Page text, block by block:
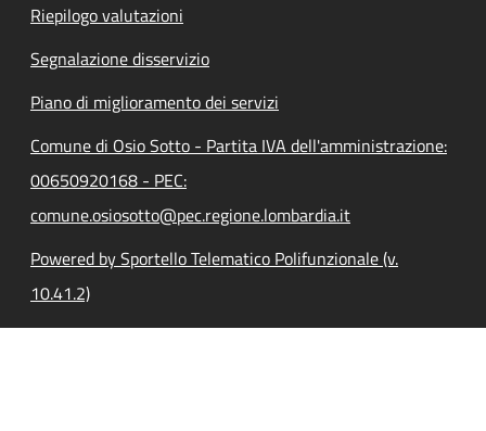
Riepilogo valutazioni
Segnalazione disservizio
Piano di miglioramento dei servizi
Comune di Osio Sotto - Partita IVA dell'amministrazione:
00650920168 - PEC:
comune.osiosotto@pec.regione.lombardia.it
Powered by Sportello Telematico Polifunzionale (v.
10.41.2)